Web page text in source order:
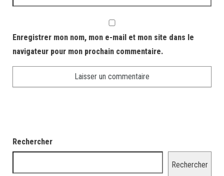
Enregistrer mon nom, mon e-mail et mon site dans le
navigateur pour mon prochain commentaire.
Rechercher
Rechercher